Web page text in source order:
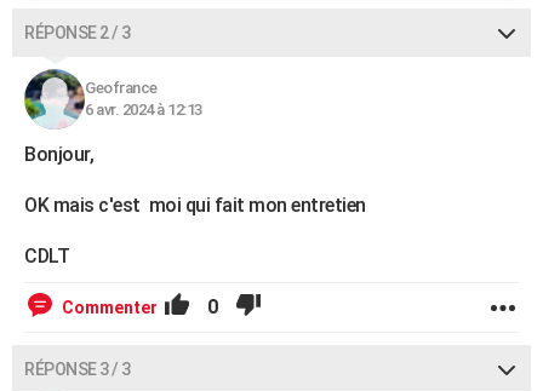
RÉPONSE 2 / 3
Geofrance
6 avr. 2024 à 12:13
Bonjour,
OK mais c'est moi qui fait mon entretien
CDLT
Commenter 0
RÉPONSE 3 / 3